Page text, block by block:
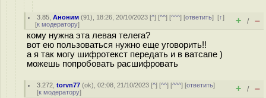
3.85 ,Аноним (91), 18:26, 20/10/2023 [^] [^^] [^^^] [ответить][↑]
[к модератору] + / –
кому нужна эта левая телега?
вот ею пользоваться нужно еще уговорить!!
а я так могу шифротекст передать и в ватсапе )
можешь попробовать расшифровать
3.272 ,torvn77 (ok), 02:08, 21/10/2023 [^] [^^] [^^^] [ответить]
[к модератору] + / –